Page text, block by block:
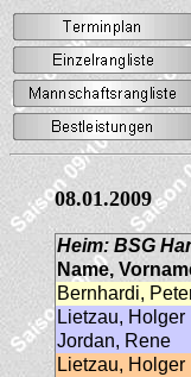
08.01.2009
Heim: BSG
Name,
Bernhardi,
Lietzau, Holger
Jordan, Rene
Lietzau, Holger